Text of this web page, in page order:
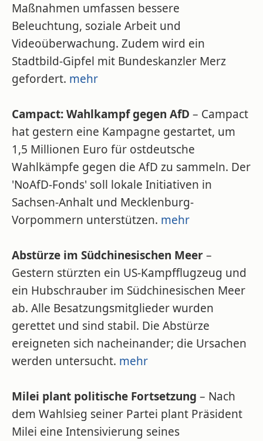
Maßnahmen umfassen bessere
Beleuchtung, soziale Arbeit und
Videoüberwachung. Zudem wird ein
Stadtbild-Gipfel mit Bundeskanzler Merz
gefordert. mehr
Campact: Wahlkampf gegen AfD – Campact
hat gestern eine Kampagne gestartet, um
1,5 Millionen Euro für ostdeutsche
Wahlkämpfe gegen die AfD zu sammeln. Der
'NoAfD-Fonds' soll lokale Initiativen in
Sachsen-Anhalt und Mecklenburg-
Vorpommern unterstützen. mehr
Abstürze im Südchinesischen Meer–
Gestern stürzten ein US-Kampfflugzeug und
ein Hubschrauber im Südchinesischen Meer
ab. Alle Besatzungsmitglieder wurden
gerettet und sind stabil. Die Abstürze
ereigneten sich nacheinander; die Ursachen
werden untersucht. mehr
Milei plant politische Fortsetzung – Nach
dem Wahlsieg seiner Partei plant Präsident
Milei eine Intensivierung seines